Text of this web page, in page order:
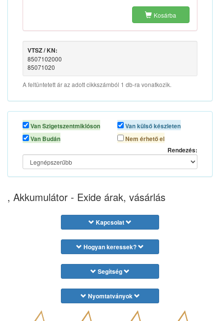
Kosárba
VTSZ / KN:
8507102000
85071020
A feltüntetett ár az adott cikkszámból 1 db-ra vonatkozik.
Van Szigetszentmiklóson
Van Budán
Van külső készleten
Nem érhető el
Rendezés:
, Akkumulátor - Exide árak, vásárlás
Kapcsolat
Hogyan keressek?
Segítség
Nyomtatványok